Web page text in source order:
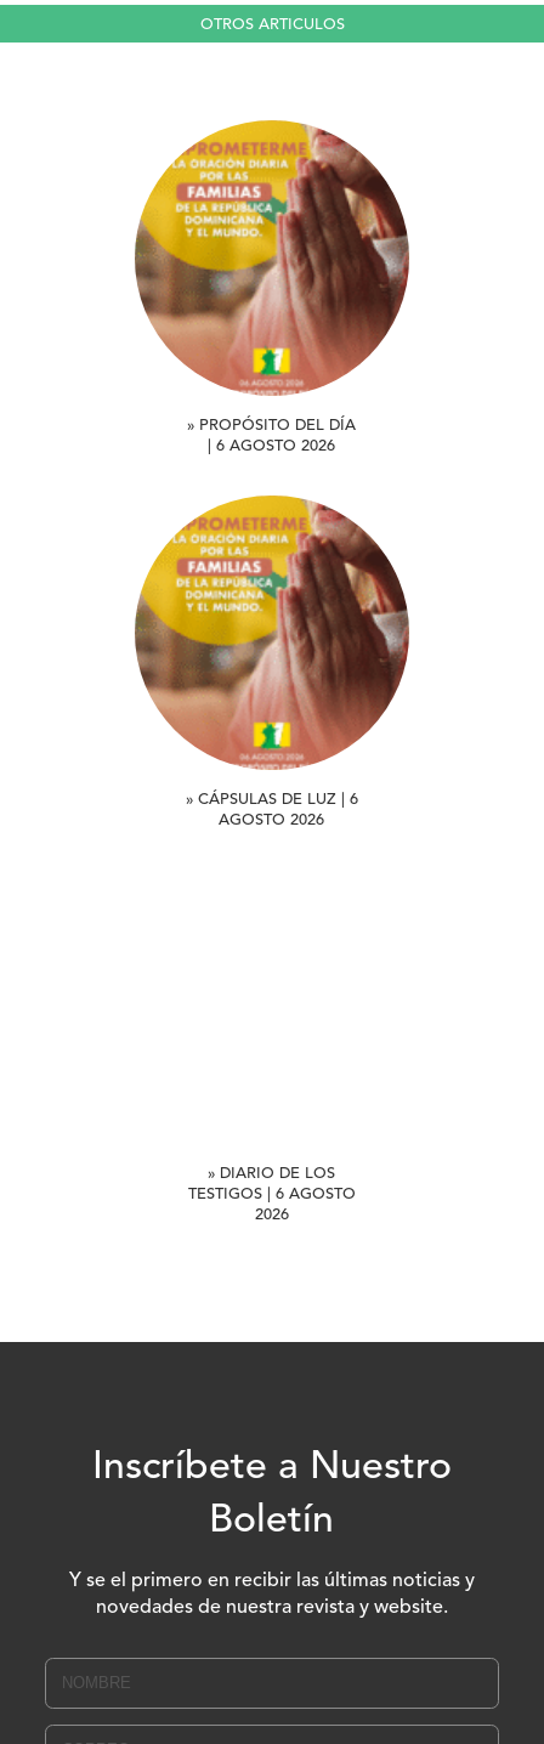
OTROS ARTICULOS
» PROPÓSITO DEL DÍA
| 6 AGOSTO 2026
» CÁPSULAS DE LUZ | 6
AGOSTO 2026
» DIARIO DE LOS
TESTIGOS | 6 AGOSTO
2026
Inscríbete a Nuestro
Boletín
Y se el primero en recibir las últimas noticias y
novedades de nuestra revista y website.